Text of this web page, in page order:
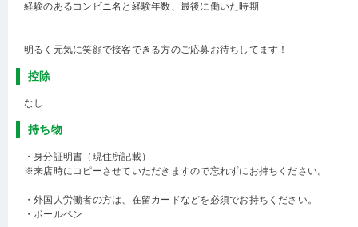
経験のあるコンビニ名と経験年数、最後に働いた時期
明るく元気に笑顔で接客できる方のご応募お待ちしてます！
控除
なし
持ち物
・身分証明書（現住所記載）
※来店時にコピーさせていただきますので忘れずにお持ちください。
・外国人労働者の方は、在留カードなどを必須でお持ちください。
・ボールペン